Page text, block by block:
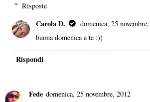
Risposte
Carola D.
domenica, 25
buona domenica a te :))
Rispondi
Fede domenica, 25 novembre, 2012